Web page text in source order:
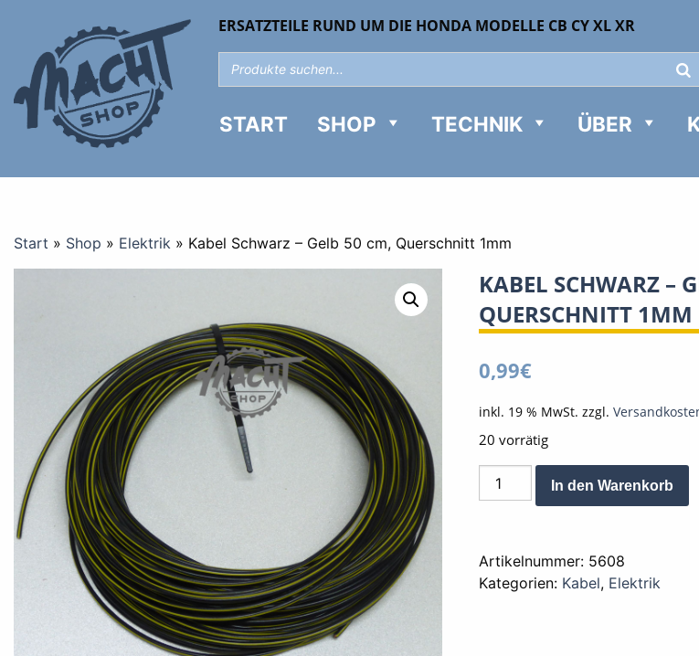
ERSATZTEILE RUND UM DIE HONDA MODELLE CB CY XL XR
START SHOP TECHNIK ÜBER
Start » Shop » Elektrik » Kabel Schwarz – Gelb 50 cm, Querschnitt 1mm
KABEL SCHWARZ –
QUERSCHNITT 1MM
0,99€
inkl. 19 % MwSt. zzgl.
20 vorrätig
Kabel
Schwarz
50
cm,
In den Warenkorb
Artikelnummer: 5608
Kategorien: Kabel, Elektrik